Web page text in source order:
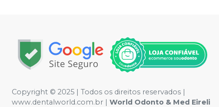
Copyright © 2025 | Todos os direitos reservados |
www.dentalworld.com.br | World Odonto & Med Eireli